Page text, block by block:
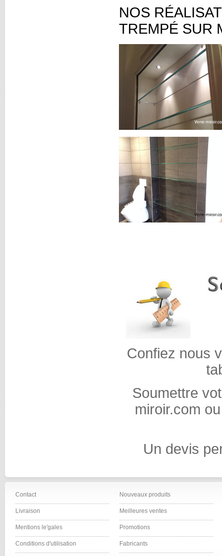
NOS
TREMPÉ SUR
Confiez nous
Soumettre
miroir.com
Un devis
Contact
Livraison
Mentions le'gales
Conditions d'utilisation
Nouveaux produits
Meilleures ventes
Promotions
Fabricants